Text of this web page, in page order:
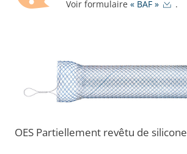
Voir formulaire « BAF » .
OES Partiellement revêtu de silicone